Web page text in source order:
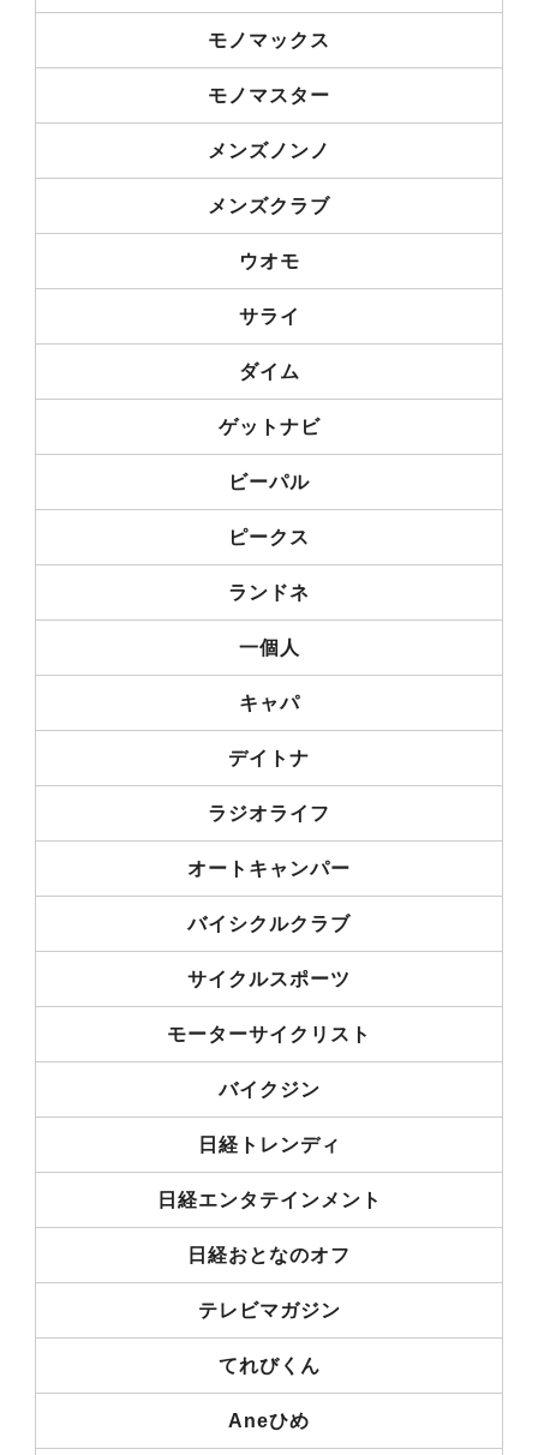
モノマックス
モノマスター
メンズノンノ
メンズクラブ
ウオモ
サライ
ダイム
ゲットナビ
ビーパル
ピークス
ランドネ
一個人
キャパ
デイトナ
ラジオライフ
オートキャンパー
バイシクルクラブ
サイクルスポーツ
モーターサイクリスト
バイクジン
日経トレンディ
日経エンタテインメント
日経おとなのオフ
テレビマガジン
てれびくん
Aneひめ